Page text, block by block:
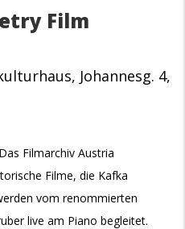
Film
, Johannesg. 4,
Das Filmarchiv Austria
Filme, die Kafka
vom renommierten
live am Piano begleitet.